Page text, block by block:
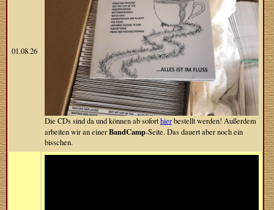
01.08.26
Die CDs sind da und können ab soforthierbestellt werden! Außerdem
arbeiten wir an einerBandCamp-Seite. Das dauert aber noch ein
bisschen.